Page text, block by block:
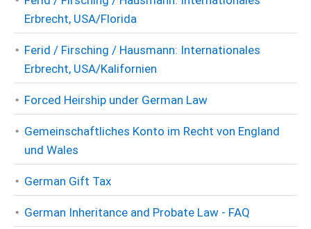
Erbrecht, USA/Florida
Ferid / Firsching / Hausmann: Internationales
Erbrecht, USA/Kalifornien
Forced Heirship under German Law
Gemeinschaftliches Konto im Recht von England
und Wales
German Gift Tax
German Inheritance and Probate Law - FAQ